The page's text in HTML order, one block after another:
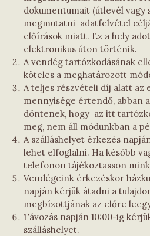
dokumentumait (útlevél vagy
megmutatni adatfelvétel
előírások miatt. Ez a hely
elektronikus úton történik.
A vendég tartózkodásának
köteles a meghatározott
A teljes részvételi díj alatt az
mennyisége értendő, abban
döntenek, hogy az itt
meg, nem áll módunkban a
A szálláshelyet érkezés
lehet elfoglalni. Ha később
telefonon tájékoztasson
Vendégeink érkezéskor
napján kérjük átadni a
megbízottjának az előre
Távozás napján 10:00-ig
szálláshelyet.